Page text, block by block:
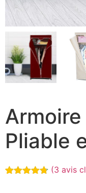
Pliable
(3 avis